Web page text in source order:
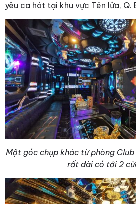
yêu ca hát tại khu vực Tên lửa, Q.
Một góc chụp khác từ phòng
rất dài có tới 2